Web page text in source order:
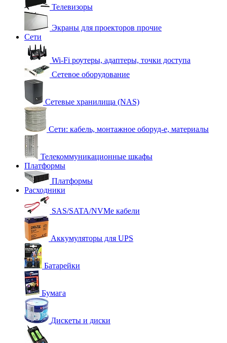
Телевизоры
Экраны для проекторов прочие
Сети
Wi-Fi роутеры, адаптеры, точки доступа
Сетевое оборудование
Сетевые хранилища (NAS)
Сети: кабель, монтажное оборуд-е, материалы
Телекоммуникационные шкафы
Платформы
Платформы
Расходники
SAS/SATA/NVMe кабели
Аккумуляторы для UPS
Батарейки
Бумага
Дискеты и диски